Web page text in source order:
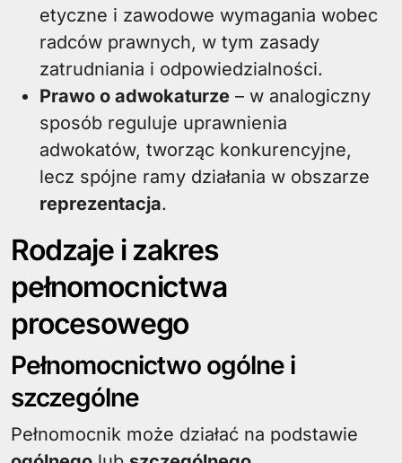
etyczne i zawodowe wymagania wobec
radców prawnych, w tym zasady
zatrudniania i odpowiedzialności.
Prawo o adwokaturze – w analogiczny
sposób reguluje uprawnienia
adwokatów, tworząc konkurencyjne,
lecz spójne ramy działania w obszarze
reprezentacja.
Rodzaje i zakres
pełnomocnictwa
procesowego
Pełnomocnictwo ogólne i
szczególne
Pełnomocnik może działać na podstawie